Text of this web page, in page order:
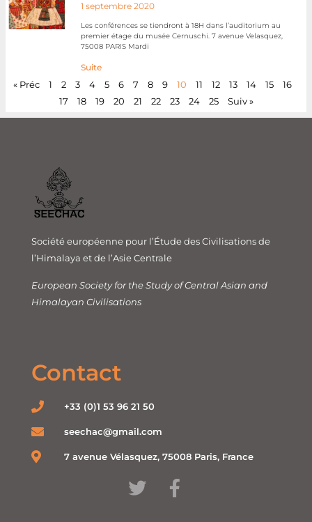
1 septembre 2020
Les conférences se tiendront à 18H dans l’auditorium au
premier étage du musée Cernuschi. 7 avenue Velasquez,
75008 PARIS Mardi
Suite
« Préc 1 2 3 4 5 6 7 8 9 10 11 12 13 14 15
16
17
18 19 20 21 22 23 24 25 Suiv »
Société européenne pour l’Étude des Civilisations de
l’Himalaya et de l’Asie Centrale
European Society for the Study of Central Asian and
Himalayan Civilisations
Contact
+33 (0)1 53 96 21 50
seechac@gmail.com
7 avenue Vélasquez, 75008 Paris, France